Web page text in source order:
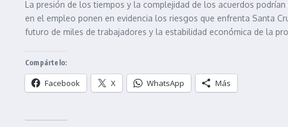
La presión de los tiempos y la complejidad de los acuerdos
en el empleo ponen en evidencia los riesgos que enfrenta Santa
futuro de miles de trabajadores y la estabilidad económica de la
Compártelo:
Facebook X WhatsApp Más